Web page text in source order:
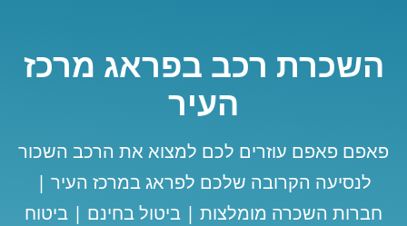
השכרת רכב בפראג מרכז
העיר
פאפם פאפם עוזרים לכם למצוא את הרכב השכור
לנסיעה הקרובה שלכם לפראג במרכז העיר |
חברות השכרה מומלצות | ביטול בחינם | ביטוח